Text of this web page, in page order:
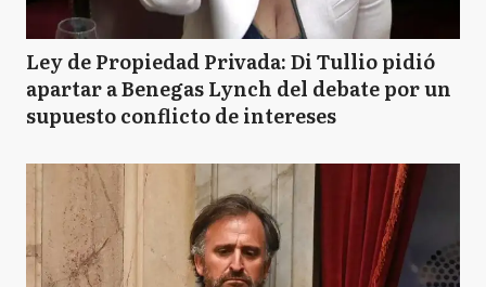
Ley de Propiedad Privada: Di Tullio pidió
apartar a Benegas Lynch del debate por un
supuesto conflicto de intereses